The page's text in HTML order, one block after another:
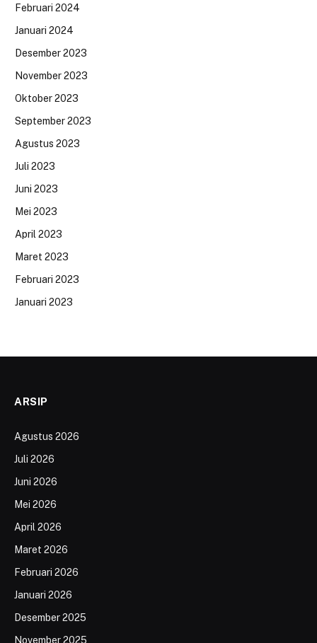
Februari 2024
Januari 2024
Desember 2023
November 2023
Oktober 2023
September 2023
Agustus 2023
Juli 2023
Juni 2023
Mei 2023
April 2023
Maret 2023
Februari 2023
Januari 2023
ARSIP
Agustus 2026
Juli 2026
Juni 2026
Mei 2026
April 2026
Maret 2026
Februari 2026
Januari 2026
Desember 2025
November 2025